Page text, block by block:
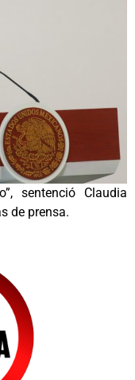
sentenció Claudia
de prensa.